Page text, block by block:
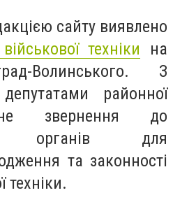
сайту виявлено
техніки на
Волинського. З
районної
звернення до
органів для
та законності
техніки.